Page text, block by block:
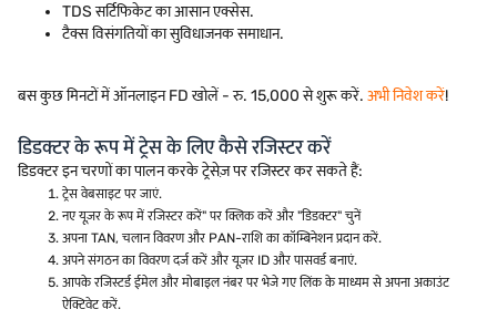
TDS सर्टिफिकेट का आसान एक्सेस.
टैक्स विसंगतियों का सुविधाजनक समाधान.
बस कुछ मिनटों में ऑनलाइन FD खोलें - रु. 15,000 से शुरू करें. अभी निवेश करें!
डिडक्टर के रूप में ट्रेस के लिए कैसे रजिस्टर करें
डिडक्टर इन चरणों का पालन करके ट्रेसेज़ पर रजिस्टर कर सकते हैं:
ट्रेस वेबसाइट पर जाएं.
नए यूज़र के रूप में रजिस्टर करें" पर क्लिक करें और "डिडक्टर" चुनें
अपना TAN, चलान विवरण और PAN-राशि का कॉम्बिनेशन प्रदान करें.
अपने संगठन का विवरण दर्ज करें और यूज़र ID और पासवर्ड बनाएं.
आपके रजिस्टर्ड ईमेल और मोबाइल नंबर पर भेजे गए लिंक के माध्यम से अपना अकाउंट
ऐक्टिवेट करें.